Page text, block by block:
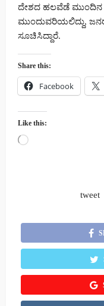
ದೇಶದ ಹಲವೆಡೆ ಮುಂದಿನ
ಮುಂದುವರಿಯಲಿದ್ದು,
ಸೂಚಿಸಿದ್ದಾರೆ.
Share this:
Facebook
Like this:
Loading…
tweet